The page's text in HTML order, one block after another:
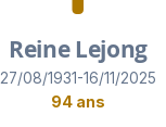
Reine Lejong
27/08/1931-16/11/2025
94 ans